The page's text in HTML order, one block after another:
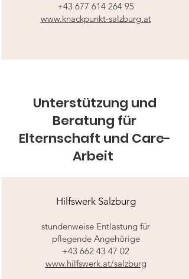
+43 677 614 264 95
www.knackpunkt-salzburg.at
Unterstützung und
Beratung für
Elternschaft und Care-
Arbeit
Hilfswerk Salzburg
stundenweise Entlastung für
pflegende Angehörige
+43 662 43 47 02
www.hilfswerk.at/salzburg